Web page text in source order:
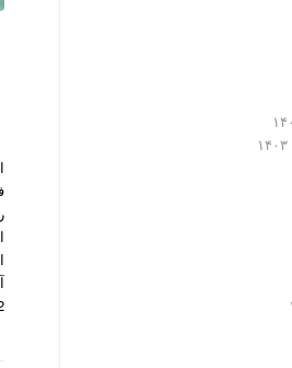
2 نیو ادیشن